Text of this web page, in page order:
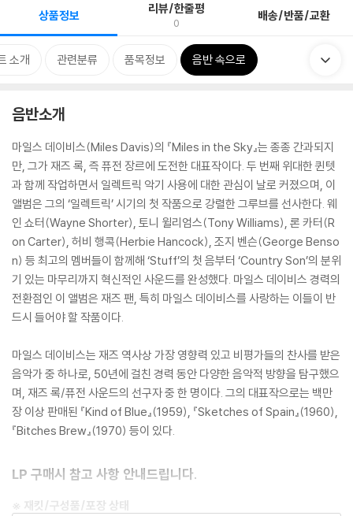
상품정보 리뷰/한줄평
0 배송/반품/교환
소개 관련분류 품목정보 음반 속으로
음반소개
마일스 데이비스(Miles Davis)의 『Miles in the Sky』는 종종 간과되지
만, 그가 재즈 록, 즉 퓨전 장르에 도전한 대표작이다. 두 번째 위대한 퀸텟
과 함께 작업하면서 일렉트릭 악기 사용에 대한 관심이 날로 커졌으며, 이
앨범은 그의 ‘일렉트릭’ 시기의 첫 작품으로 강렬한 그루브를 선사한다. 웨
인 쇼터(Wayne Shorter), 토니 윌리엄스(Tony Williams), 론 카터(R
on Carter), 허비 행콕(Herbie Hancock), 조지 벤슨(George Benso
n) 등 최고의 멤버들이 함께해 ‘Stuff’의 첫 음부터 ‘Country Son’의 분위
기 있는 마무리까지 혁신적인 사운드를 완성했다. 마일스 데이비스 경력의
전환점인 이 앨범은 재즈 팬, 특히 마일스 데이비스를 사랑하는 이들이 반
드시 들어야 할 작품이다.
마일스 데이비스는 재즈 역사상 가장 영향력 있고 비평가들의 찬사를 받은
음악가 중 하나로, 50년에 걸친 경력 동안 다양한 음악적 방향을 탐구했으
며, 재즈 록/퓨전 사운드의 선구자 중 한 명이다. 그의 대표작으로는 백만
장 이상 판매된 『Kind of Blue』(1959), 『Sketches of Spain』(1960),
『Bitches Brew』(1970) 등이 있다.
LP 구매시 참고 사항 안내드립니다.
※ 재킷/구성품/포장 상태